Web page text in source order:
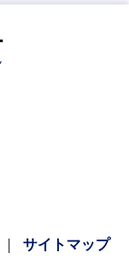
サイトマップ